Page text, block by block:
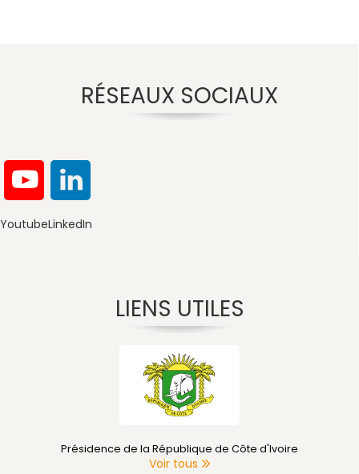
RÉSEAUX SOCIAUX
YoutubeLinkedIn
LIENS UTILES
Primature de Côte d'Ivoire
Voir tous